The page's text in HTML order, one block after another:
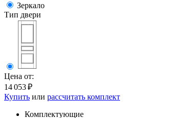
Зеркало
Тип двери
Цена от:
14 053₽
Купить или рассчитать комплект
Комплектующие